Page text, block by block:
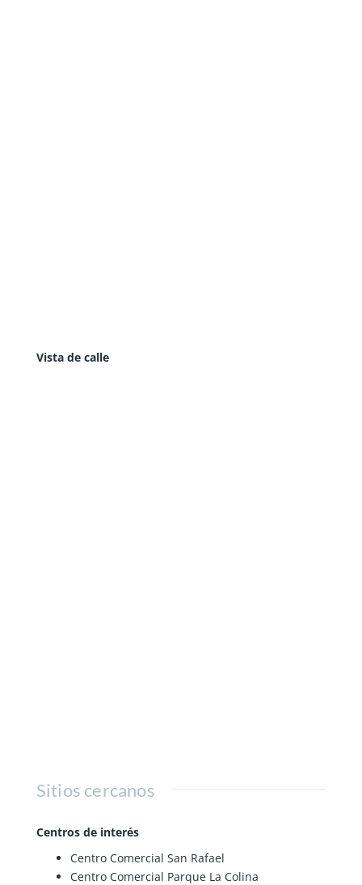
Vista de calle
Sitios cercanos
Centros de interés
Centro Comercial San Rafael
Centro Comercial Parque La Colina